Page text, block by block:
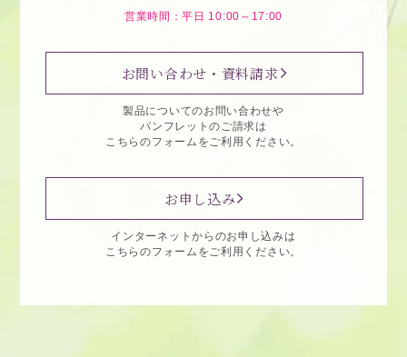
営業時間：平日 10:00～17:00
お問い合わせ・資料請求
製品についてのお問い合わせや
パンフレットのご請求は
こちらのフォームをご利用ください。
お申し込み
インターネットからのお申し込みは
こちらのフォームをご利用ください。